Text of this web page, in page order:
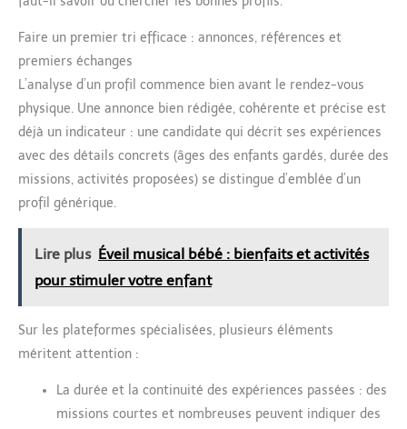
Faire un premier tri efficace : annonces, références et
premiers échanges
L’analyse d’un profil commence bien avant le rendez-vous
physique. Une annonce bien rédigée, cohérente et précise est
déjà un indicateur : une candidate qui décrit ses expériences
avec des détails concrets (âges des enfants gardés, durée des
missions, activités proposées) se distingue d’emblée d’un
profil générique.
Lire plus Éveil musical bébé : bienfaits et activités
pour stimuler votre enfant
Sur les plateformes spécialisées, plusieurs éléments
méritent attention :
La durée et la continuité des expériences passées : des
missions courtes et nombreuses peuvent indiquer des